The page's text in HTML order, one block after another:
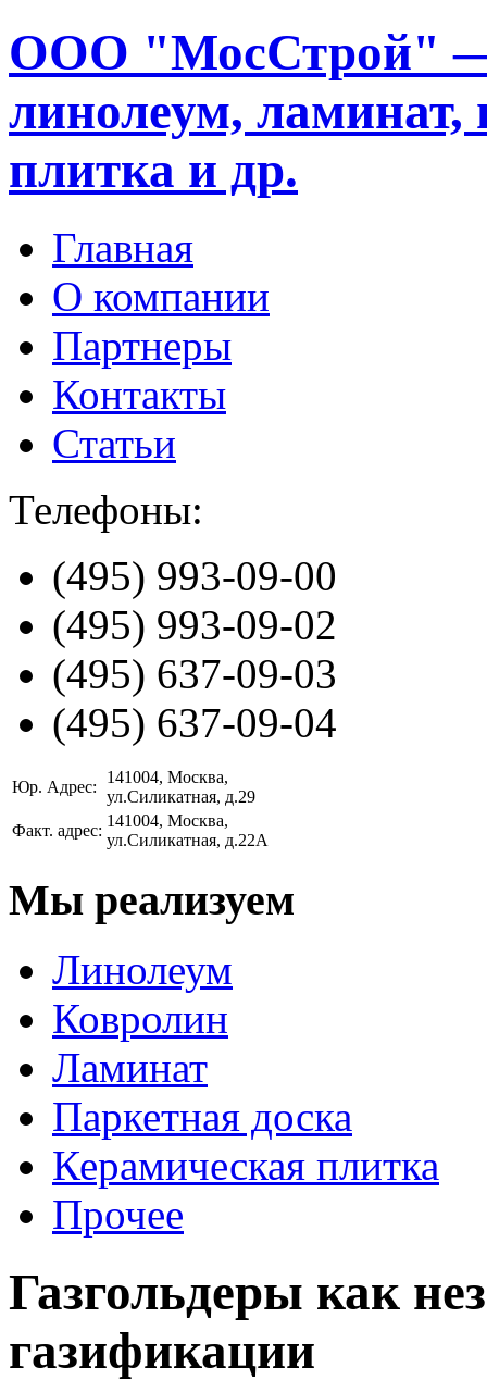
ООО "МосСтрой" —
линолеум, ламинат,
плитка и др.
Главная
О компании
Партнеры
Контакты
Статьи
Телефоны:
(495) 993-09-00
(495) 993-09-02
(495) 637-09-03
(495) 637-09-04
Юр. Адрес:
141004, Москва,
ул.Силикатная, д.29
Факт. адрес:
141004, Москва,
ул.Силикатная, д.22А
Мы реализуем
Линолеум
Ковролин
Ламинат
Паркетная доска
Керамическая плитка
Прочее
Газгольдеры как
газификации